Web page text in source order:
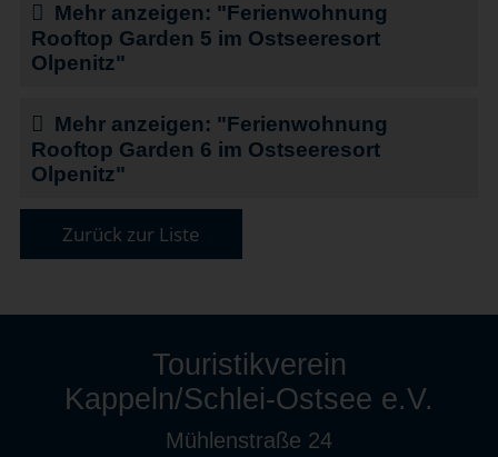
Mehr anzeigen: "Ferienwohnung
Rooftop Garden 5 im Ostseeresort
Olpenitz"
Mehr anzeigen: "Ferienwohnung
Rooftop Garden 6 im Ostseeresort
Olpenitz"
Zurück zur Liste
Touristikverein
Kappeln/Schlei-Ostsee e.V.
Mühlenstraße 24